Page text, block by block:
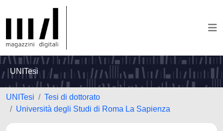
UNITesi
UNITesi
Tesi di dottorato
Università degli Studi di Roma La Sapienza